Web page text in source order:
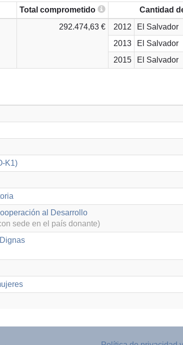
Total comprometido
Cantidad
292.474,63 € 2012 El Salvador
2013
El Salvador
2015
El Salvador
K1)
al Desarrollo
sede en el país donante)